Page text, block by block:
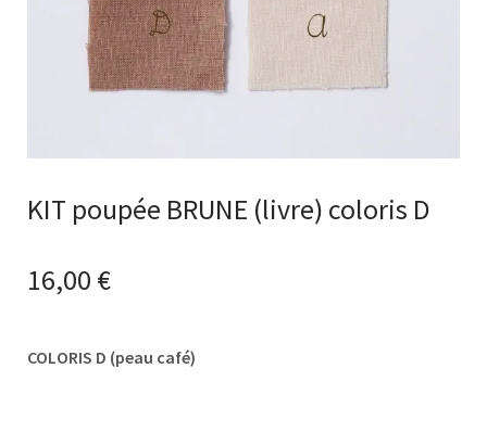
KIT poupée BRUNE (livre) coloris D
16,00 €
COLORIS D (peau café)